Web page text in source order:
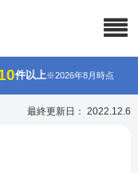
件以上※2026年8月時点
最終更新日： 2022.12.6